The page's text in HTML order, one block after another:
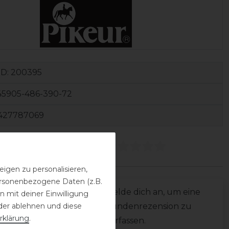
200395
486-390-72
0
0
Melde dich an, um eine
Kundenrezension zu
verfassen.
zu personalisieren,
Daten (z.B.
mit deiner Einwilligung
ablehnen und diese
.